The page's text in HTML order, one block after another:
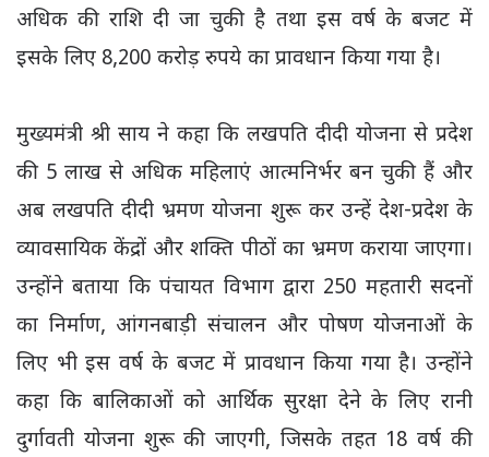
अधिक की राशि दी जा चुकी है तथा इस वर्ष के बजट में
इसके लिए 8,200 करोड़ रुपये का प्रावधान किया गया है।
मुख्यमंत्री श्री साय ने कहा कि लखपति दीदी योजना से प्रदेश
की 5 लाख से अधिक महिलाएं आत्मनिर्भर बन चुकी हैं और
अब लखपति दीदी भ्रमण योजना शुरू कर उन्हें देश-प्रदेश के
व्यावसायिक केंद्रों और शक्ति पीठों का भ्रमण कराया जाएगा।
उन्होंने बताया कि पंचायत विभाग द्वारा 250 महतारी सदनों
का निर्माण, आंगनबाड़ी संचालन और पोषण योजनाओं के
लिए भी इस वर्ष के बजट में प्रावधान किया गया है। उन्होंने
कहा कि बालिकाओं को आर्थिक सुरक्षा देने के लिए रानी
दुर्गावती योजना शुरू की जाएगी, जिसके तहत 18 वर्ष की